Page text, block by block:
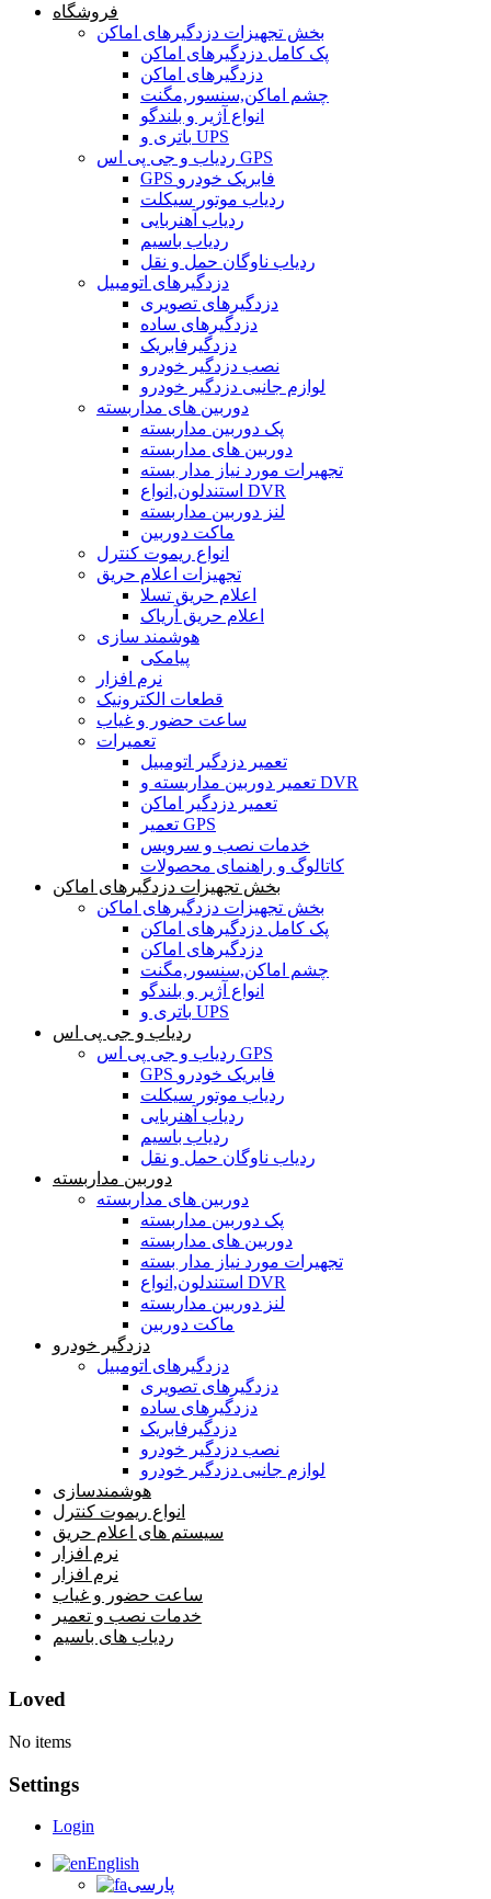
فروشگاه
بخش تجهیزات دزدگیرهای اماکن
پک کامل دزدگیرهای اماکن
دزدگیرهای اماکن
چشم اماکن,سنسور,مگنت
انواع آژیر و بلندگو
باتری و UPS
ردیاب و جی پی اس GPS
GPS فابریک خودرو
ردیاب موتور سیکلت
ردیاب آهنربایی
ردیاب باسیم
ردیاب ناوگان حمل و نقل
دزدگیرهای اتومبیل
دزدگیرهای تصویری
دزدگیرهای ساده
دزدگیرفابریک
نصب دزدگیر خودرو
لوازم جانبی دزدگیر خودرو
دوربین های مداربسته
پک دوربین مداربسته
دوربین های مداربسته
تجهیرات مورد نیاز مدار بسته
استندلون,انواع DVR
لنز دوربین مداربسته
ماکت دوربین
انواع ریموت کنترل
تجهیزات اعلام حریق
اعلام حریق تسلا
اعلام حریق آریاک
هوشمند سازی
پیامکی
نرم افزار
قطعات الکترونیک
ساعت حضور و غیاب
تعمیرات
تعمیر دزدگیر اتومبیل
تعمیر دوربین مداربسته و DVR
تعمیر دزدگیر اماکن
تعمیر GPS
خدمات نصب و سرویس
کاتالوگ و راهنمای محصولات
بخش تجهیزات دزدگیرهای اماکن
بخش تجهیزات دزدگیرهای اماکن
پک کامل دزدگیرهای اماکن
دزدگیرهای اماکن
چشم اماکن,سنسور,مگنت
انواع آژیر و بلندگو
باتری و UPS
ردیاب و جی پی اس
ردیاب و جی پی اس GPS
GPS فابریک خودرو
ردیاب موتور سیکلت
ردیاب آهنربایی
ردیاب باسیم
ردیاب ناوگان حمل و نقل
دوربین مداربسته
دوربین های مداربسته
پک دوربین مداربسته
دوربین های مداربسته
تجهیرات مورد نیاز مدار بسته
استندلون,انواع DVR
لنز دوربین مداربسته
ماکت دوربین
دزدگیر خودرو
دزدگیرهای اتومبیل
دزدگیرهای تصویری
دزدگیرهای ساده
دزدگیرفابریک
نصب دزدگیر خودرو
لوازم جانبی دزدگیر خودرو
هوشمندسازی
انواع ریموت کنترل
سیستم های اعلام حریق
نرم افزار
نرم افزار
ساعت حضور و غیاب
خدمات نصب و تعمیر
ردیاب های باسیم
Loved
No items
Settings
Login
English
پارسی